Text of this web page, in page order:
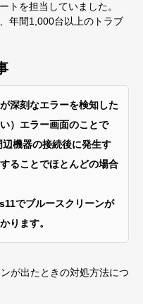
トを担当していました。
年間1,000台以上のトラブ
深刻なエラーを検知した
）エラー画面のことで
機器の接続後に発生す
ることでほとんどの場合
でブルースクリーンが
ります。
が出たときの対処方法につ